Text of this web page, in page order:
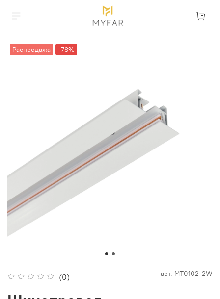
Распродажа -78%
(0) арт. MT0102-2W